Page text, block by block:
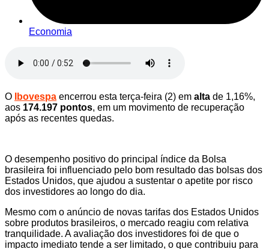
Economia
O Ibovespa encerrou esta terça-feira (2) em alta de 1,16%,
aos 174.197 pontos, em um movimento de recuperação
após as recentes quedas.
O desempenho positivo do principal índice da Bolsa
brasileira foi influenciado pelo bom resultado das bolsas dos
Estados Unidos, que ajudou a sustentar o apetite por risco
dos investidores ao longo do dia.
Mesmo com o anúncio de novas tarifas dos Estados Unidos
sobre produtos brasileiros, o mercado reagiu com relativa
tranquilidade. A avaliação dos investidores foi de que o
impacto imediato tende a ser limitado, o que contribuiu para